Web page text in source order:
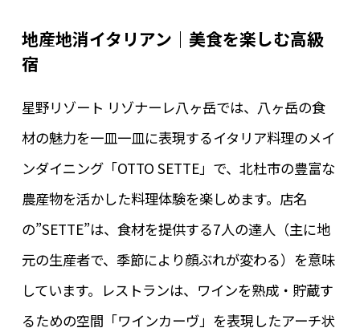
地産地消イタリアン｜美食を楽しむ高級
宿
星野リゾート リゾナーレ八ヶ岳では、八ヶ岳の食
材の魅力を一皿一皿に表現するイタリア料理のメイ
ンダイニング「OTTO SETTE」で、北杜市の豊富な
農産物を活かした料理体験を楽しめます。店名
の”SETTE”は、食材を提供する7人の達人（主に地
元の生産者で、季節により顔ぶれが変わる）を意味
しています。レストランは、ワインを熟成・貯蔵す
るための空間「ワインカーヴ」を表現したアーチ状